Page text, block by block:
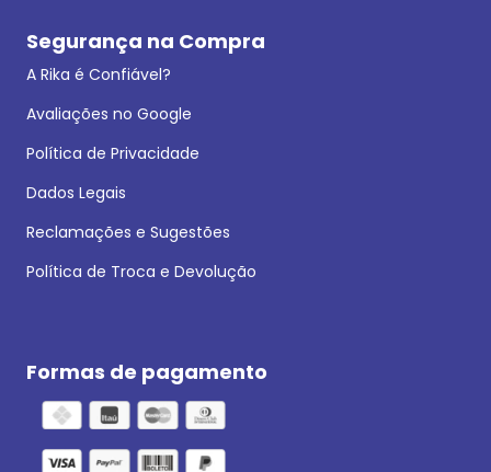
Segurança na Compra
A Rika é Confiável?
Avaliações no Google
Política de Privacidade
Dados Legais
Reclamações e Sugestões
Política de Troca e Devolução
Formas de pagamento